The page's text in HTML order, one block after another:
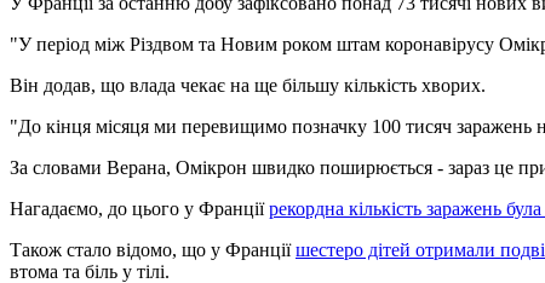
"У період між Різдвом та Новим роком штам коронавірусу
Він додав, що влада чекає на ще більшу кількість хворих.
"До кінця місяця ми перевищимо позначку 100 тисяч заражень
За словами Верана, Омікрон швидко поширюється - зараз це
Нагадаємо, до цього у Франціїрекордна кількість заражень
Також стало відомо, що у Франціїшестеро дітей отримали
втома та біль у тілі.